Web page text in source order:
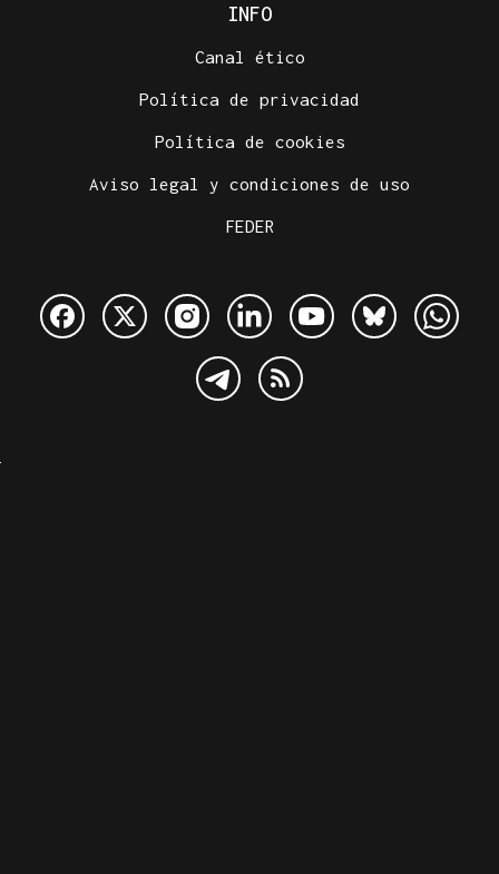
INFO
Canal ético
Política de privacidad
Política de cookies
Aviso legal y condiciones de uso
FEDER